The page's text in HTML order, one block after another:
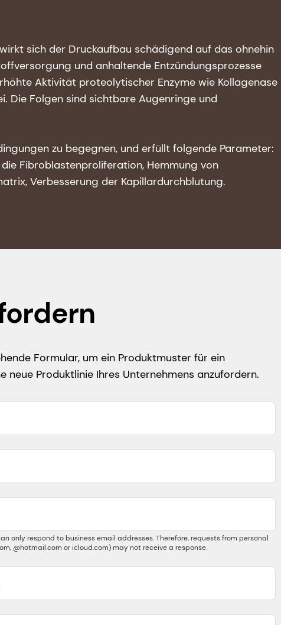
sich der Druckaufbau schädigend auf das ohnehin
und anhaltende Entzündungsprozesse
Aktivität proteolytischer Enzyme wie Kollagenase
Die Folgen sind sichtbare Augenringe und
zu begegnen, und erfüllt folgende Parameter:
Fibroblastenproliferation, Hemmung von
Verbesserung der Kapillardurchblutung.
Formular, um ein Produktmuster für ein
neue Produktlinie Ihres Unternehmens anzufordern.
only respond to business email addresses. Therefore, requests from personal
@hotmail.com or icloud.com) may not receive a response.